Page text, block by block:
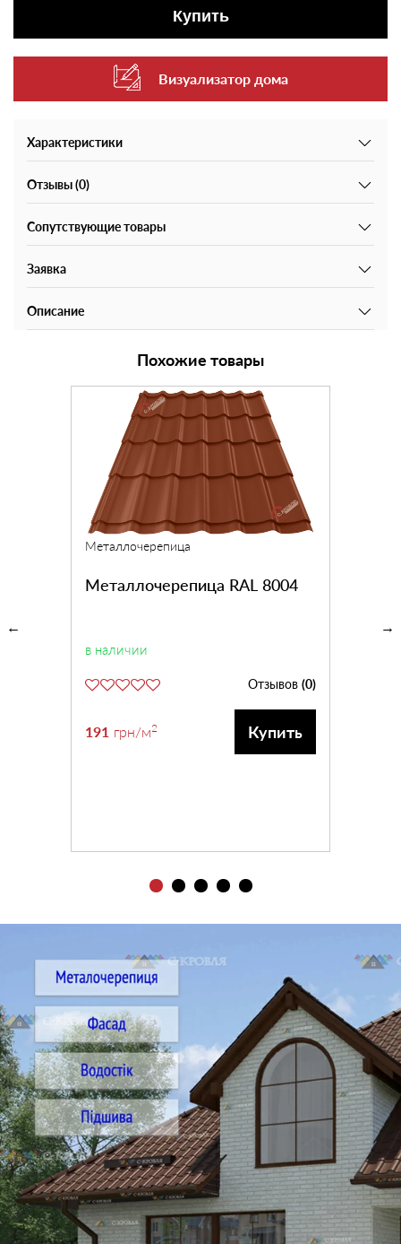
Купить
Визуализатор дома
Характеристики
Отзывы (0)
Сопутствующие товары
Заявка
Описание
Похожие товары
Металлочерепица
Металлочерепица RAL 8004
в наличии
Отзывов (0)
191 грн/м2 Купить